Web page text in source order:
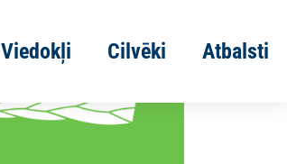
Viedokļi Cilvēki Atbalsti